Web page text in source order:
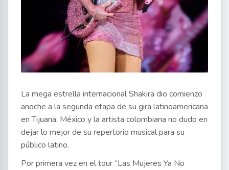
La mega estrella internacional Shakira dio comienzo
anoche a la segunda etapa de su gira latinoamericana
en Tijuana, México y la artista colombiana no dudo en
dejar lo mejor de su repertorio musical para su
público latino.
Por primera vez en el tour “Las Mujeres Ya No